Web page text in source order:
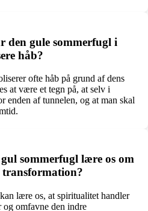
den gule sommerfugl i
håb?
ofte håb på grund af dens
at være et tegn på, at selv i
enden af tunnelen, og at man skal
sommerfugl lære os om
lære os, at spiritualitet handler
og omfavne den indre